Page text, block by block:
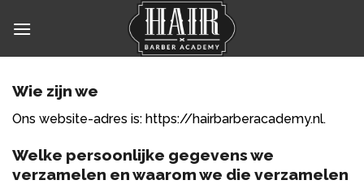
Wie zijn we
Ons website-adres is: https://hairbarberacademy.nl.
Welke persoonlijke gegevens we
verzamelen en waarom we die verzamelen